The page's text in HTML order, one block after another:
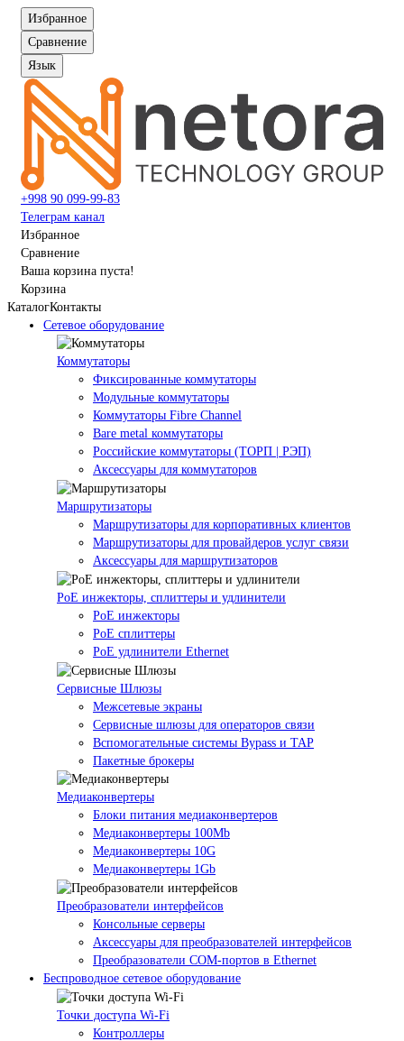
Избранное
Сравнение
Язык
+998 90 099-99-83
Телеграм канал
Избранное
Сравнение
Ваша корзина пуста!
Корзина
КаталогКонтакты
Сетевое оборудование
Коммутаторы
Фиксированные коммутаторы
Модульные коммутаторы
Коммутаторы Fibre Channel
Bare metal коммутаторы
Российские коммутаторы (ТОРП | РЭП)
Аксессуары для коммутаторов
Маршрутизаторы
Маршрутизаторы для корпоративных клиентов
Маршрутизаторы для провайдеров услуг связи
Аксессуары для маршрутизаторов
PoE инжекторы, сплиттеры и удлинители
PoE инжекторы
PoE сплиттеры
PoE удлинители Ethernet
Сервисные Шлюзы
Межсетевые экраны
Сервисные шлюзы для операторов связи
Вспомогательные системы Bypass и TAP
Пакетные брокеры
Медиаконвертеры
Блоки питания медиаконвертеров
Медиаконвертеры 100Mb
Медиаконвертеры 10G
Медиаконвертеры 1Gb
Преобразователи интерфейсов
Консольные серверы
Аксессуары для преобразователей интерфейсов
Преобразователи COM-портов в Ethernet
Беспроводное сетевое оборудование
Точки доступа Wi-Fi
Контроллеры